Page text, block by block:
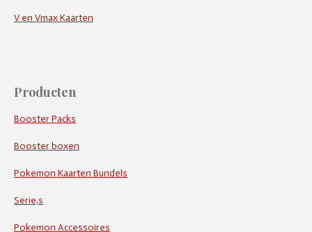
V en Vmax Kaarten
Producten
Booster Packs
Booster boxen
Pokemon Kaarten Bundels
Serie,s
Pokemon Accessoires